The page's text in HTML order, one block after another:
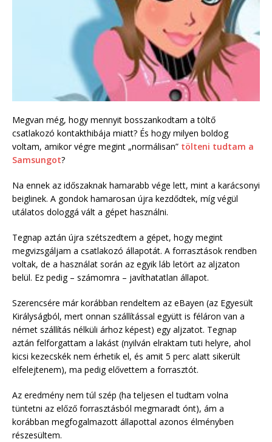
Megvan még, hogy mennyit bosszankodtam a töltő
csatlakozó kontakthibája miatt? És hogy milyen boldog
voltam, amikor végre megint „normálisan” tölteni tudtam a
Samsungot?
Na ennek az időszaknak hamarabb vége lett, mint a karácsonyi
beiglinek. A gondok hamarosan újra kezdődtek, míg végül
utálatos dologgá vált a gépet használni.
Tegnap aztán újra szétszedtem a gépet, hogy megint
megvizsgáljam a csatlakozó állapotát. A forrasztások rendben
voltak, de a használat során az egyik láb letört az aljzaton
belül. Ez pedig – számomra – javíthatatlan állapot.
Szerencsére már korábban rendeltem az eBayen (az Egyesült
Királyságból, mert onnan szállítással együtt is féláron van a
német szállítás nélküli árhoz képest) egy aljzatot. Tegnap
aztán felforgattam a lakást (nyilván elraktam tuti helyre, ahol
kicsi kezecskék nem érhetik el, és amit 5 perc alatt sikerült
elfelejtenem), ma pedig elővettem a forrasztót.
Az eredmény nem túl szép (ha teljesen el tudtam volna
tüntetni az előző forrasztásból megmaradt ónt), ám a
korábban megfogalmazott állapottal azonos élményben
részesültem.